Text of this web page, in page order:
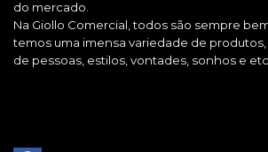
do mercado.
Na Giollo Comercial, todos são sempre
temos uma imensa variedade de
de pessoas, estilos, vontades, sonhos e